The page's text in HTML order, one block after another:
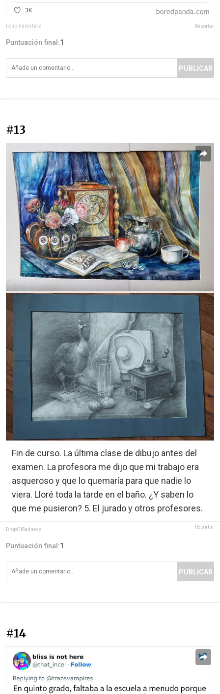
nonbinarystarz Reportar
Puntuación final:1
PUBLICAR
#13
Fin de curso. La última clase de dibujo antes del
examen. La profesora me dijo que mi trabajo era
asqueroso y que lo quemaría para que nadie lo
viera. Lloré toda la tarde en el baño. ¿Y saben lo
que me pusieron? 5. El jurado y otros profesores.
DropOfSadness Reportar
Puntuación final:1
PUBLICAR
#14